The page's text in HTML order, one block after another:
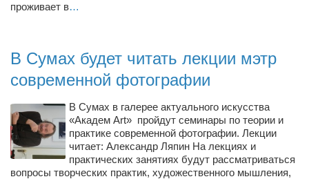
Багетный двор
МАГАЗИН СТИХОВ НА ЗАКАЗ
Туризм
«Траверс» — экипировочный центр
Журналисты
проживает в…
В Сумах будет читать лекции мэтр
современной фотографии
В Сумах в галерее актуального искусства
«Академ Art» пройдут семинары по теории и
практике современной фотографии. Лекции
читает: Александр Ляпин На лекциях и
практических занятиях будут рассматриваться
вопросы творческих практик, художественного мышления,